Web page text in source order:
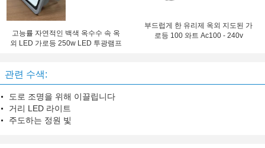
고능률 자연적인 백색 옥수수 속 옥
외 LED 가로등 250w LED 투광램프
부드럽게 한 유리제 옥외 지도된 가
로등 100 와트 Ac100 - 240v
관련 수색:
도로 조명을 위해 이끌립니다
거리 LED 라이트
주도하는 정원 빛